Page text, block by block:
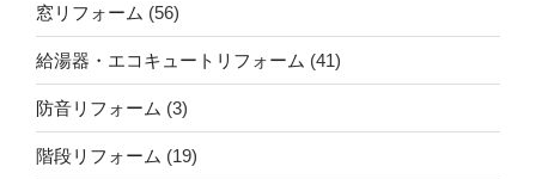
窓リフォーム (56)
給湯器・エコキュートリフォーム (41)
防音リフォーム (3)
階段リフォーム (19)